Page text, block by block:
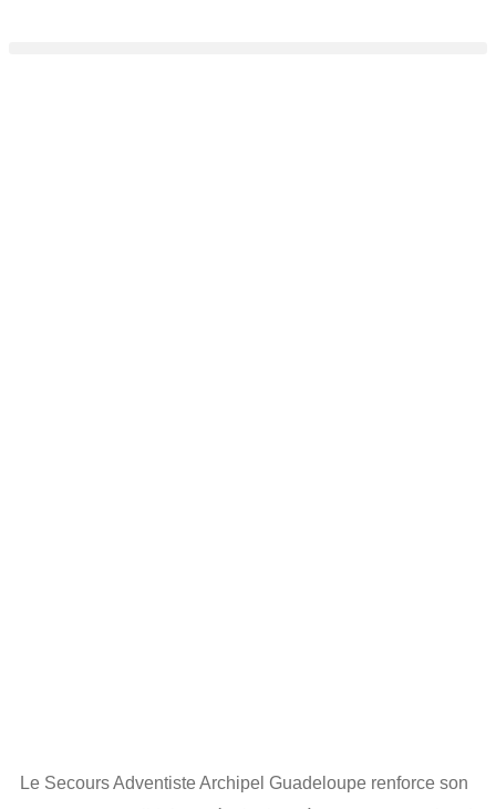
Le Secours Adventiste Archipel Guadeloupe renforce son